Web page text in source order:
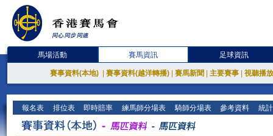
馬場活動 賽馬資訊 足球資訊
賽事資料(本地) 賽事資料(越洋轉播) 賽馬新聞 主要賽事 視聽播
報名表 排位表 即時賠率 練馬師分場表 騎師分場表 參考資料 統